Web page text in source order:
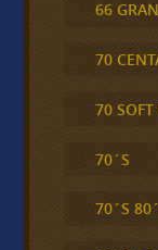
66
70
70 SOFT
70´S
70´S